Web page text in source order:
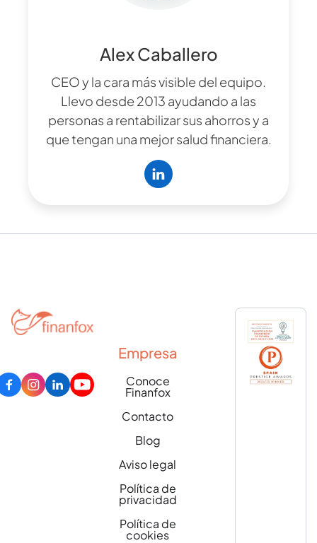
Alex Caballero
CEO y la cara más visible del equipo.
Llevo desde 2013 ayudando a las
personas a rentabilizar sus ahorros y a
que tengan una mejor salud financiera.
Empresa
Conoce
Finanfox
Contacto
Blog
Aviso legal
Política de
privacidad
Política de
cookies